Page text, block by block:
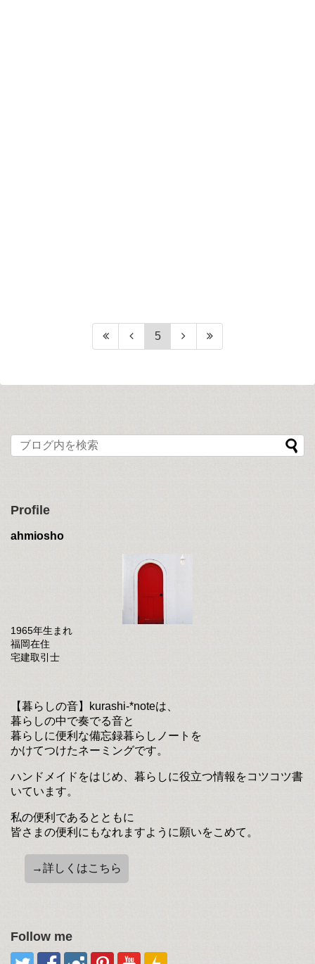
5
Profile
ahmiosho
1965年生まれ
福岡在住
宅建取引士
【暮らしの音】kurashi-*noteは、
暮らしの中で奏でる音と
暮らしに便利な備忘録暮らしノートを
かけてつけたネーミングです。
ハンドメイドをはじめ、暮らしに役立つ情報をコツコツ書
いています。
私の便利であるとともに
皆さまの便利にもなれますように願いをこめて。
→詳しくはこちら
Follow me